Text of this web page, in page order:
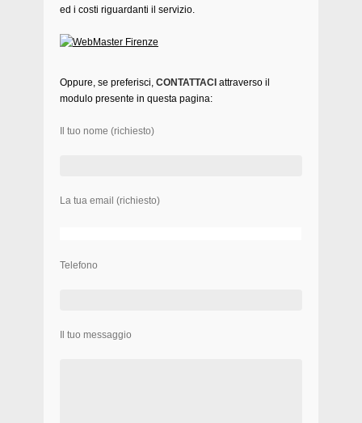
ed i costi riguardanti il servizio.
Oppure, se preferisci, CONTATTACI attraverso il
modulo presente in questa pagina:
Il tuo nome (richiesto)
La tua email (richiesto)
Telefono
Il tuo messaggio